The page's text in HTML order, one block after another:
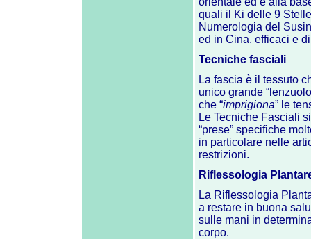
quali il Ki delle 9
Numerologia del
ed in Cina, efficaci e
Tecniche fasciali
La fascia è il tessuto
unico grande
che “imprigiona” le
Le Tecniche Fasciali
“prese” specifiche
in particolare nelle
restrizioni.
Riflessologia
La Riflessologia
a restare in buona
sulle mani in
corpo.